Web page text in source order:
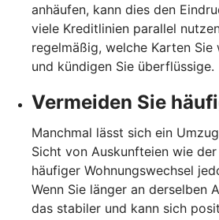
anhäufen, kann dies den
viele Kreditlinien parallel
regelmäßig, welche Karten
und kündigen Sie überflüssige.
Vermeiden Sie
Manchmal lässt sich ein
Sicht von Auskunfteien wie
häufiger Wohnungswechsel
Wenn Sie länger an derselben
das stabiler und kann sich